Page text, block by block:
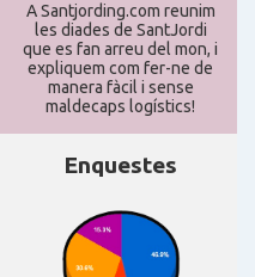
A Santjording.com reunim
les diades de SantJordi
que es fan arreu del mon, i
expliquem com fer-ne de
manera fàcil i sense
maldecaps logí­stics!
Enquestes